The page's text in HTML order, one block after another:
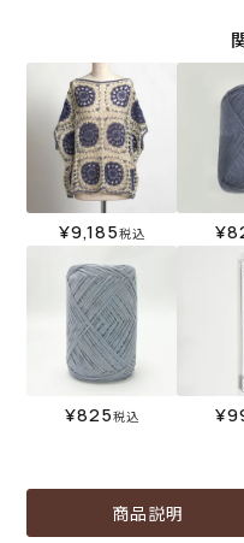
¥9,185税込 ¥
¥825税込 ¥
商品説明